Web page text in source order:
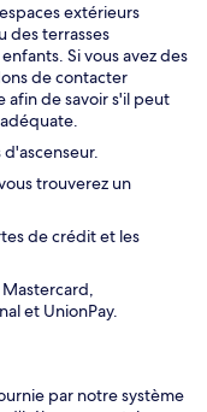
extérieurs
des terrasses
Si vous avez des
de contacter
afin de savoir s'il peut
trouverez un
de crédit et les
et UnionPay.
par notre système